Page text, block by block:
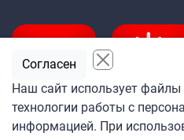
Подпишитесь
Наш сайт использует файлы
технологии работы с
информацией. При
Согласен